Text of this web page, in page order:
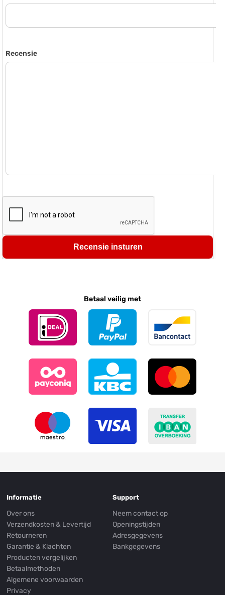
Recensie
Recensie insturen
Betaal veilig met
Informatie
Over ons
Verzendkosten & Levertijd
Retourneren
Garantie & Klachten
Producten vergelijken
Betaalmethoden
Algemene voorwaarden
Privacy
Support
Neem contact op
Openingstijden
Adresgegevens
Bankgegevens